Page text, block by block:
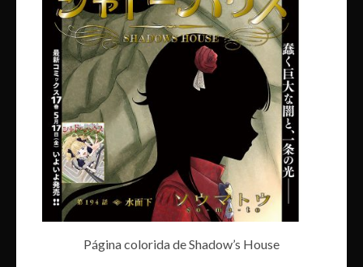
Página colorida de Shadow’s House